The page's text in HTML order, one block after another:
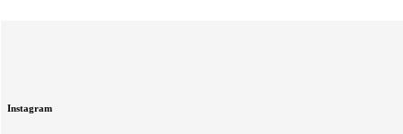
Instagram